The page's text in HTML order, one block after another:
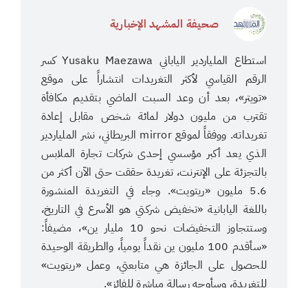
صحيفة المشهد الإخبارية
استطاع الملياردير الياباني Yusaku Maezawa كسر
الرقم القياسي لأكثر التغريدات انتشاراً على موقع
«تويتر»، بعد أن وعد السبت الماضي بتقديم مكافأة
تقترب من مليون دولار لمائة شخص مقابل إعادة
تغريداته. ووفقاً لموقع mirror البريطاني، نشر الملياردير
الذي يعد أكبر مؤسسي إحدى شركات تجارة الملابس
بالتجزئة على الإنترنت، تغريدة حققت حتى الآن أكثر من
5.6 مليون «ريتويت». وجاء في التغريدة المنشورة
باللغة اليابانية «تخفيض شركتي هو الأسرع في التاريخ،
وستتجاوز التخفيضات نحو 10 مليار ين»، مضيفاً:
«سأقدم 100 مليون ين نقداً يومياً، والطريقة الوحيدة
للحصول على الجائزة هي متابعتي، وعمل «ريتويت»
للتغريدة، وسأوجه رسالة مباشرة للفائز».